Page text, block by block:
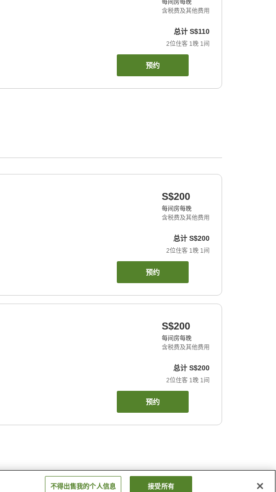
每间房每晚
含税费及其他费用
总计 S$110
2位住客 1晚 1间
预约
S$200
每间房每晚
含税费及其他费用
总计 S$200
2位住客 1 晚 1 间
预约
S$200
每间房每晚
含税费及其他费用
总计 S$200
2位住客 1 晚 1 间
预约
不得出售我的个人信息 接受所有